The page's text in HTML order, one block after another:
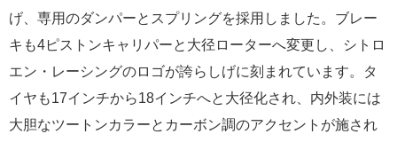
げ、専用のダンパーとスプリングを採用しました。ブレー
キも4ピストンキャリパーと大径ローターへ変更し、シトロ
エン・レーシングのロゴが誇らしげに刻まれています。タ
イヤも17インチから18インチへと大径化され、内外装には
大胆なツートンカラーとカーボン調のアクセントが施され